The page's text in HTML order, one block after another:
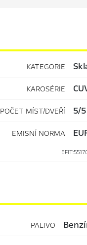
KATEGORIE
KAROSÉRIE
POČET MÍST/DVEŘÍ 5/5
EMISNÍ NORMA
PALIVO